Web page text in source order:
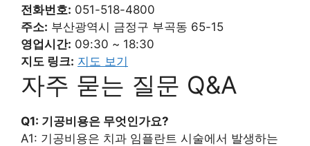
전화번호: 051-518-4800
주소: 부산광역시 금정구 부곡동 65-15
영업시간: 09:30 ~ 18:30
지도 링크: 지도 보기
자주 묻는 질문 Q&A
Q1: 기공비용은 무엇인가요?
A1: 기공비용은 치과 임플란트 시술에서 발생하는